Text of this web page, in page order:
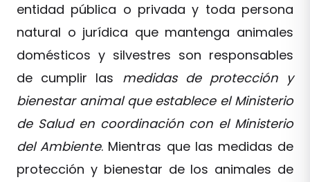
entidad pública o privada y toda persona
natural o jurídica que mantenga animales
domésticos y silvestres son responsables
de cumplir las medidas de protección y
bienestar animal que establece el Ministerio
de Salud en coordinación con el Ministerio
del Ambiente. Mientras que las medidas de
protección y bienestar de los animales de